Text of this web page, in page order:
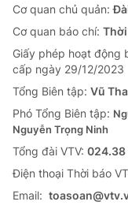
Cơ quan chủ quản:
Cơ quan báo chí:
Giấy phép hoạt động
cấp ngày 29/12/2023
Tổng Biên tập: Vũ
Phó Tổng Biên tập:
Nguyễn Trọng Ninh
Tổng đài VTV: 024.38
Ðiện thoại Thời báo
Email: